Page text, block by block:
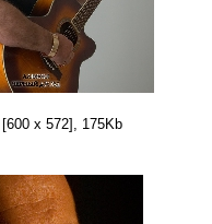
[600 x 572], 175Kb